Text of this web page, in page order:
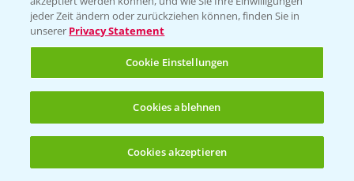
(noch 4)
Ackerbau
Saatgut
Sonderkulturen
Verantwortung & Sorgfalt
PAMIRA - Packmittelrücknahme
Sammelstellen und Termine
jeder Zeit ändern oder zurückziehen können, finden Sie in
unserer Privacy Statement
Cookie Einstellungen
Cookies ablehnen
Cookies akzeptieren